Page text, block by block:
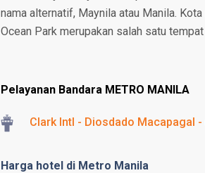
nama alternatif, Maynila atau Manila.
Ocean Park merupakan salah satu
Pelayanan Bandara METRO MANILA
Clark Intl - Diosdado Macapagal -
Harga hotel di Metro Manila